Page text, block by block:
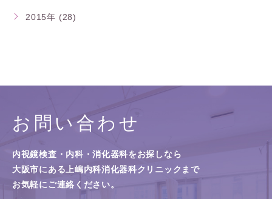
2015年 (28)
お問い合わせ
内視鏡検査・内科・消化器科をお探しなら
大阪市にある上嶋内科消化器科クリニックまで
お気軽にご連絡ください。